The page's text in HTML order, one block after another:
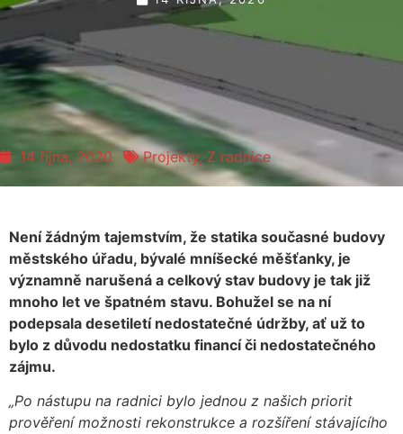
14 října, 2020 Projekty, Z radnice
Není žádným tajemstvím, že statika současné budovy
městského úřadu, bývalé mníšecké měšťanky, je
významně narušená a celkový stav budovy je tak již
mnoho let ve špatném stavu. Bohužel se na ní
podepsala desetiletí nedostatečné údržby, ať už to
bylo z důvodu nedostatku financí či nedostatečného
zájmu.
„Po nástupu na radnici bylo jednou z našich priorit
prověření možnosti rekonstrukce a rozšíření stávajícího